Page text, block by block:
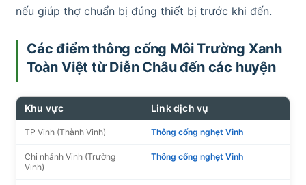
nếu giúp thợ chuẩn bị đúng thiết bị trước khi đến.
Các điểm thông cống Môi Trường Xanh
Toàn Việt từ Diễn Châu đến các huyện
Khu vực Link dịch vụ
TP Vinh (Thành Vinh) Thông cống nghẹt Vinh
Chi nhánh Vinh (Trường
Vinh)
Thông cống nghẹt Vinh